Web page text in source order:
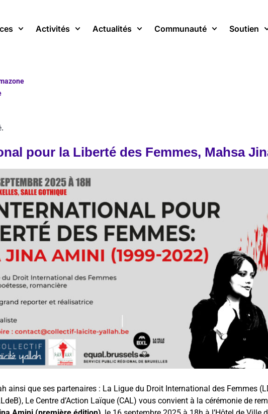
Activités Actualités Communauté Soutien
pour la Liberté des Femmes, Mahsa
ainsi que ses partenaires : La Ligue du Droit International des Femmes
Le Centre d’Action Laïque (CAL) vous convient à la cérémonie de